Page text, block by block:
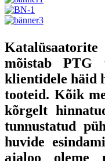
mõistab PTG
klientidele häid
tooteid. Kõik
kõrgelt
tunnustatud
huvide
ajaloo oleme